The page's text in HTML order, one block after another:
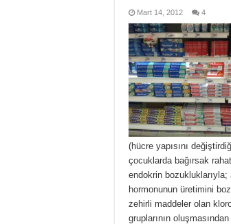
Mart 14, 2012 4
(hücre yapısını
çocuklarda bağırsak
endokrin
hormonunun üretimini
zehirli maddeler olan
gruplarının